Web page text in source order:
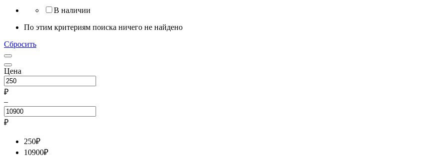
В наличии
По этим критериям поиска ничего не найдено
Сбросить
Цена
₽
–
₽
250₽
10900₽